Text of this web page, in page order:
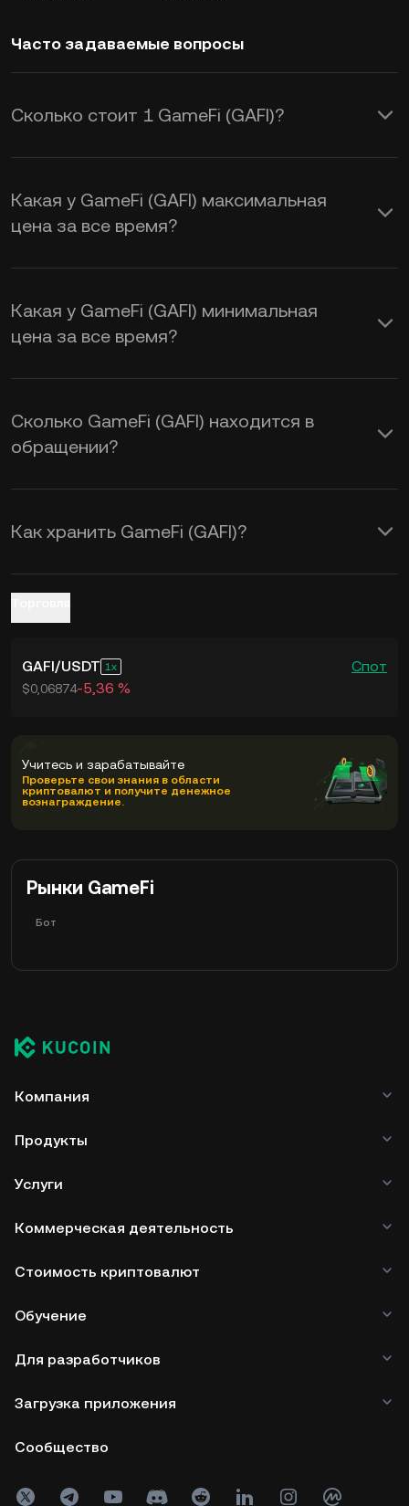
Часто задаваемые вопросы
Сколько стоит 1 GameFi (GAFI)?
KuCoin предоставляет в режиме
реального времени обновление цены
USD для GameFi (GAFI). На цену
Воспользуйтесь калькулятором
KuCoin, чтобы в режиме реального
времени рассчитать обменный курс
Какая у GameFi (GAFI) максимальная
цена за все время?
Какая у GameFi (GAFI) минимальная
цена за все время?
Сколько GameFi (GAFI) находится в
обращении?
Как хранить GameFi (GAFI)?
GAFI/USDT 1 Спот
$0,06874-5,36 %
Учитесь и зарабатывайте
Проверьте свои знания в области
криптовалют и получите денежное
вознаграждение.
Рынки GameFi
Бот
Компания
Продукты
Услуги
Коммерческая деятельность
Стоимость криптовалют
Обучение
Для разработчиков
Загрузка приложения
Сообщество